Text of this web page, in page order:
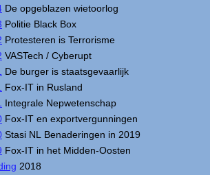
De opgeblazen wietoorlog
Politie Black Box
Protesteren is Terrorisme
VASTech / Cyberupt
De burger is staatsgevaarlijk
Fox-IT in Rusland
Integrale Nepwetenschap
Fox-IT en exportvergunningen
Stasi NL Benaderingen in 2019
Fox-IT in het Midden-Oosten
2018